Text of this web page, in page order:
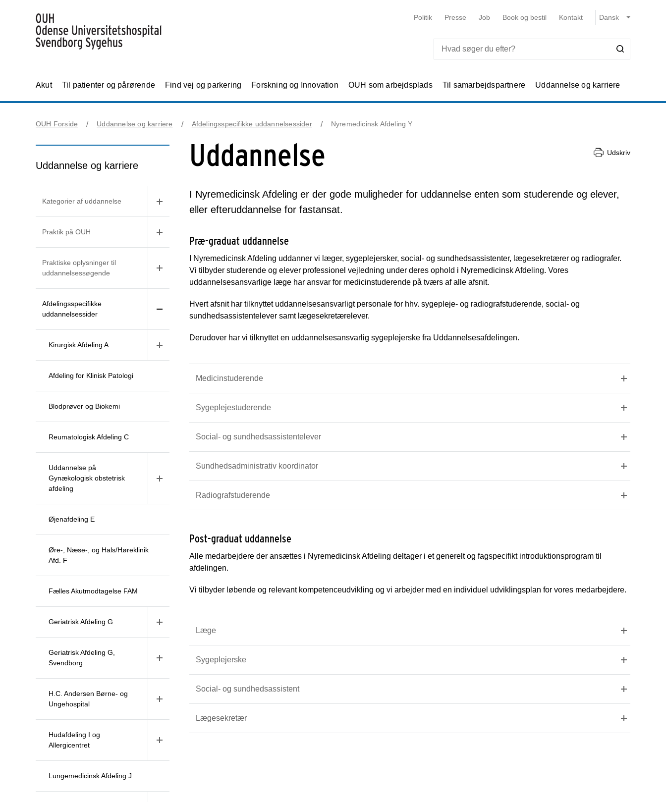
Politik Presse Job Book og bestil Kontakt
Akut Til patienter og pårørende Find vej og parkering Forskning og Innovation OUH som arbejdsplads Til samarbejdspartnere Uddannelse og karriere
OUH Forside Uddannelse og karriere Afdelingsspecifikke uddannelsessider Nyremedicinsk Afdeling Y
Uddannelse og karriere
Kategorier af uddannelse
Praktik på OUH
Praktiske oplysninger til
uddannelsessøgende
Afdelingsspecifikke
uddannelsessider
Kirurgisk Afdeling A
Afdeling for Klinisk Patologi
Blodprøver og Biokemi
Reumatologisk Afdeling C
Uddannelse på
Gynækologisk obstetrisk
afdeling
Øjenafdeling E
Øre-, Næse-, og Hals/Høreklinik
Afd. F
Fælles Akutmodtagelse FAM
Geriatrisk Afdeling G
Geriatrisk Afdeling G,
Svendborg
H.C. Andersen Børne- og
Ungehospital
Hudafdeling I og
Allergicentret
Lungemedicinsk Afdeling J
Uddannelse Udskriv
I Nyremedicinsk Afdeling er der gode muligheder for uddannelse enten som studerende og elever,
eller efteruddannelse for fastansat.
Præ-graduat uddannelse
I Nyremedicinsk Afdeling uddanner vi læger, sygeplejersker, social- og sundhedsassistenter, lægesekretærer og radiografer.
Vi tilbyder studerende og elever professionel vejledning under deres ophold i Nyremedicinsk Afdeling. Vores
uddannelsesansvarlige læge har ansvar for medicinstuderende på tværs af alle afsnit.
Hvert afsnit har tilknyttet uddannelsesansvarligt personale for hhv. sygepleje- og radiografstuderende, social- og
sundhedsassistentelever samt lægesekretærelever.
Derudover har vi tilknyttet en uddannelsesansvarlig sygeplejerske fra Uddannelsesafdelingen.
Medicinstuderende
Sygeplejestuderende
Social- og sundhedsassistentelever
Sundhedsadministrativ koordinator
Radiografstuderende
Post-graduat uddannelse
Alle medarbejdere der ansættes i Nyremedicinsk Afdeling deltager i et generelt og fagspecifikt introduktionsprogram til
afdelingen.
Vi tilbyder løbende og relevant kompetenceudvikling og vi arbejder med en individuel udviklingsplan for vores medarbejdere.
Læge
Sygeplejerske
Social- og sundhedsassistent
Lægesekretær